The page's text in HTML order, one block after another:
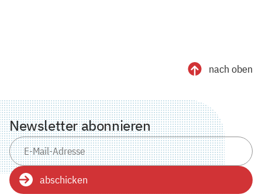
nach oben
Newsletter abonnieren
abschicken